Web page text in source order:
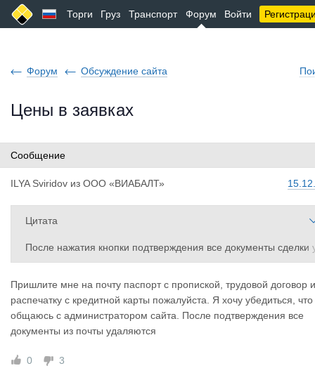
Торги Груз Транспорт Форум Войти
Форум Обсуждение сайта
Цены в заявках
Сообщение
ILYA Sviridov из ООО «ВИАБАЛТ»
Цитата
После нажатия кнопки подтверждения все документы сделки
даляются.
Пришлите мне на почту паспорт с пропиской, трудовой договор и
распечатку с кредитной карты пожалуйста. Я хочу убедиться, что
общаюсь с администратором сайта. После подтверждения все
документы из почты удаляются
0 3